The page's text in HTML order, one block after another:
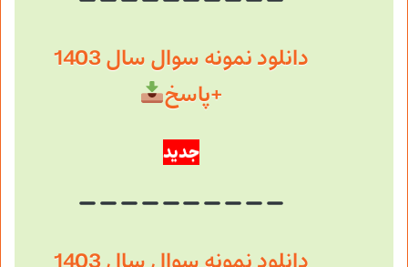
دانلود نمونه سوال سال 1403
+پاسخ
جدید